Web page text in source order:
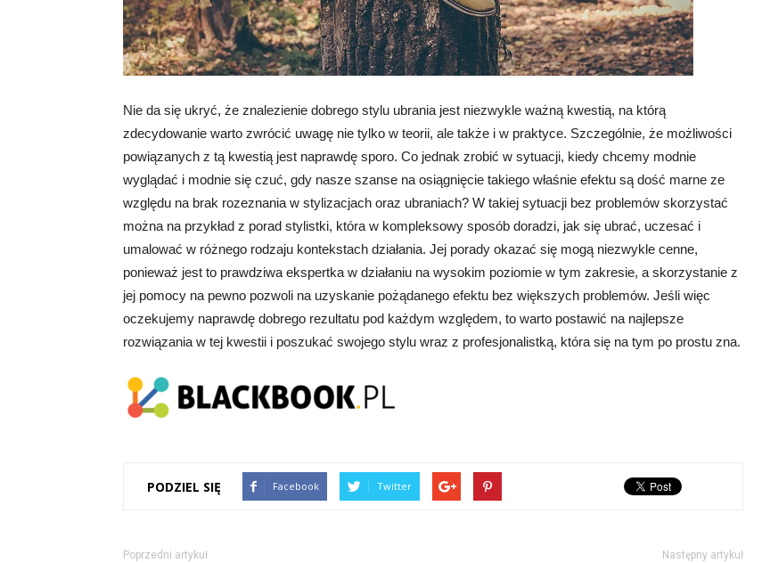
Nie da się ukryć, że znalezienie dobrego stylu ubrania jest niezwykle ważną kwestią, na którą
zdecydowanie warto zwrócić uwagę nie tylko w teorii, ale także i w praktyce. Szczególnie, że możliwości
powiązanych z tą kwestią jest naprawdę sporo. Co jednak zrobić w sytuacji, kiedy chcemy modnie
wyglądać i modnie się czuć, gdy nasze szanse na osiągnięcie takiego właśnie efektu są dość marne ze
względu na brak rozeznania w stylizacjach oraz ubraniach? W takiej sytuacji bez problemów skorzystać
można na przykład z porad stylistki, która w kompleksowy sposób doradzi, jak się ubrać, uczesać i
umalować w różnego rodzaju kontekstach działania. Jej porady okazać się mogą niezwykle cenne,
ponieważ jest to prawdziwa ekspertka w działaniu na wysokim poziomie w tym zakresie, a skorzystanie z
jej pomocy na pewno pozwoli na uzyskanie pożądanego efektu bez większych problemów. Jeśli więc
oczekujemy naprawdę dobrego rezultatu pod każdym względem, to warto postawić na najlepsze
rozwiązania w tej kwestii i poszukać swojego stylu wraz z profesjonalistką, która się na tym po prostu zna.
PODZIEL SIĘ Facebook Twitter
Poprzedni artykuł Następny artykuł